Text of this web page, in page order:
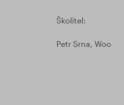
Školitel:
Petr Srna, Woo